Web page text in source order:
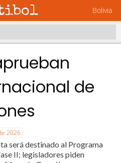
Bolivia
de
2026
será destinado al Programa
II; legisladores piden